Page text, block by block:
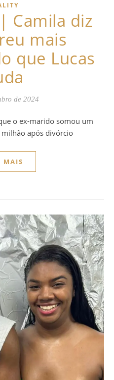
Camila diz
mais
que Lucas
de 2024
após divórcio
MAIS